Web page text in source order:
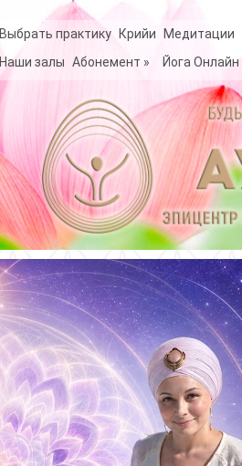
Выбрать практику Крийи Медитации
Наши залы Абонемент » Йога Онлайн